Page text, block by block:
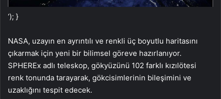
‘); }
NASA, uzayın en ayrıntılı ve renkli üç boyutlu haritasını
çıkarmak için yeni bir bilimsel göreve hazırlanıyor.
SPHEREx adlı teleskop, gökyüzünü 102 farklı kızılötesi
renk tonunda tarayarak, gökcisimlerinin bileşimini ve
uzaklığını tespit edecek.